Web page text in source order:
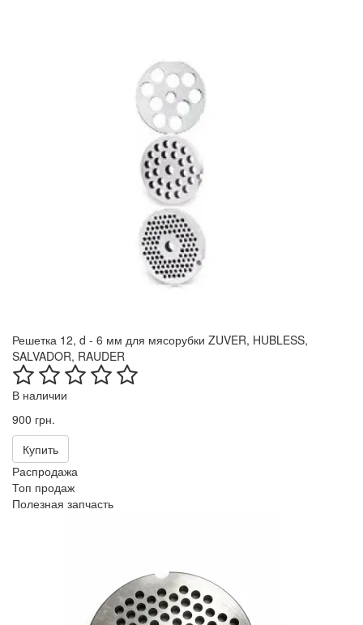
Решетка 12, d - 6 мм для мясорубки ZUVER, HUBLESS,
SALVADOR, RAUDER
В наличии
900 грн.
Купить
Распродажа
Топ продаж
Полезная запчасть